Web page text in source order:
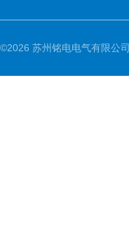
©2026 苏州铭电电气有限公